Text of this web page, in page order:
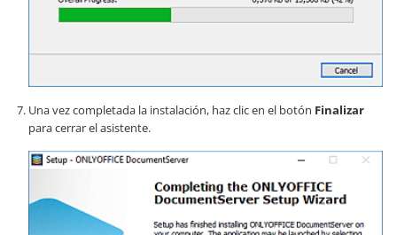
Una vez completada la instalación, haz clic en el botón Finalizar
para cerrar el asistente.